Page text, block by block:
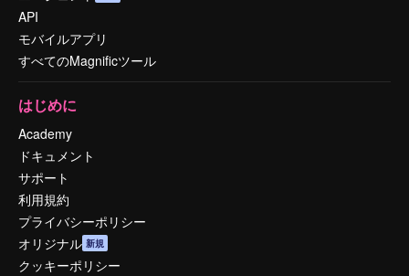
API
モバイルアプリ
すべてのMagnificツール
はじめに
Academy
ドキュメント
サポート
利用規約
プライバシーポリシー
オリジナル 新規
クッキーポリシー